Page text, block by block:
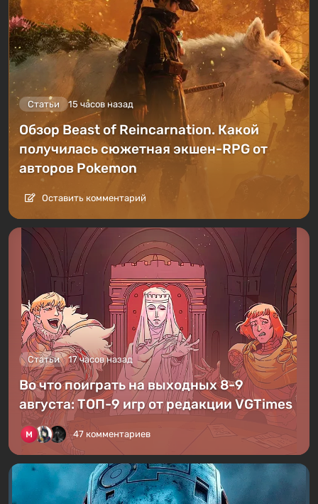
Статьи 15 часов назад
Обзор Beast of Reincarnation. Какой
получилась сюжетная экшен-RPG от
авторов Pokemon
Оставить комментарий
Статьи 17 часов назад
Во что поиграть на выходных 8-9
августа: ТОП-9 игр от редакции VGTimes
47 комментариев